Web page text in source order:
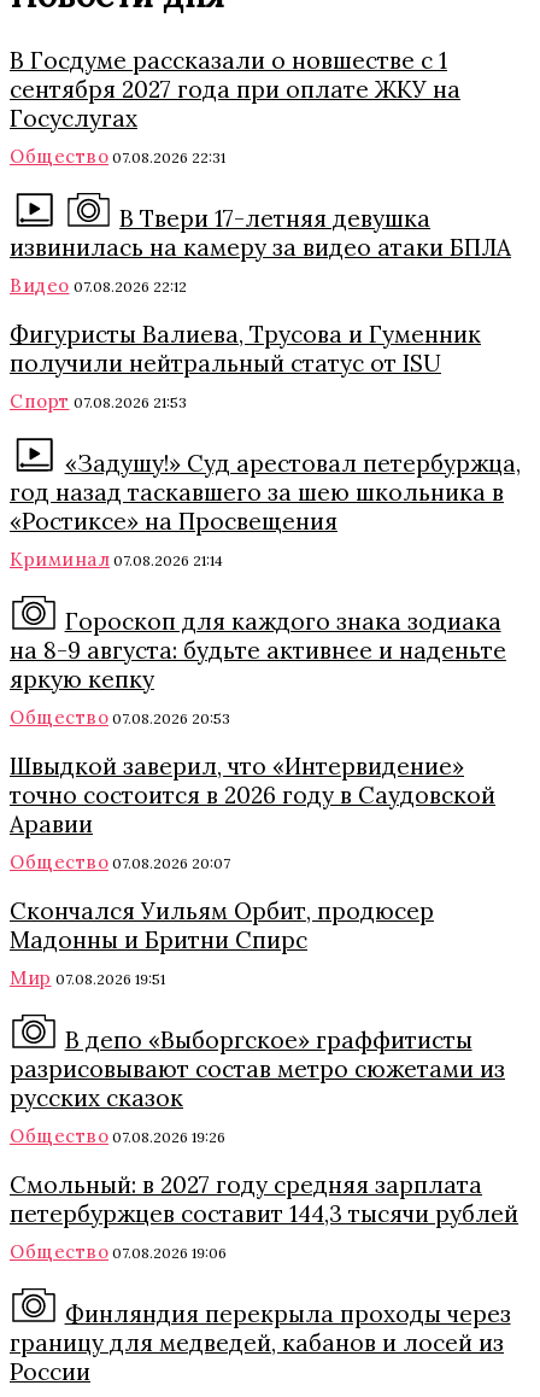
В Госдуме рассказали о новшестве с 1
сентября 2027 года при оплате ЖКУ на
Госуслугах
Общество 07.08.2026 22:31
В Твери 17-летняя девушка
извинилась на камеру за видео атаки БПЛА
Видео 07.08.2026 22:12
Фигуристы Валиева, Трусова и Гуменник
получили нейтральный статус от ISU
Спорт 07.08.2026 21:53
«Задушу!» Суд арестовал петербуржца,
год назад таскавшего за шею школьника в
«Ростиксе» на Просвещения
Криминал 07.08.2026 21:14
Гороскоп для каждого знака зодиака
на 8-9 августа: будьте активнее и наденьте
яркую кепку
Общество 07.08.2026 20:53
Швыдкой заверил, что «Интервидение»
точно состоится в 2026 году в Саудовской
Аравии
Общество 07.08.2026 20:07
Скончался Уильям Орбит, продюсер
Мадонны и Бритни Спирс
Мир 07.08.2026 19:51
В депо «Выборгское» граффитисты
разрисовывают состав метро сюжетами из
русских сказок
Общество 07.08.2026 19:26
Смольный: в 2027 году средняя зарплата
петербуржцев составит 144,3 тысячи рублей
Общество 07.08.2026 19:06
Финляндия перекрыла проходы через
границу для медведей, кабанов и лосей из
России